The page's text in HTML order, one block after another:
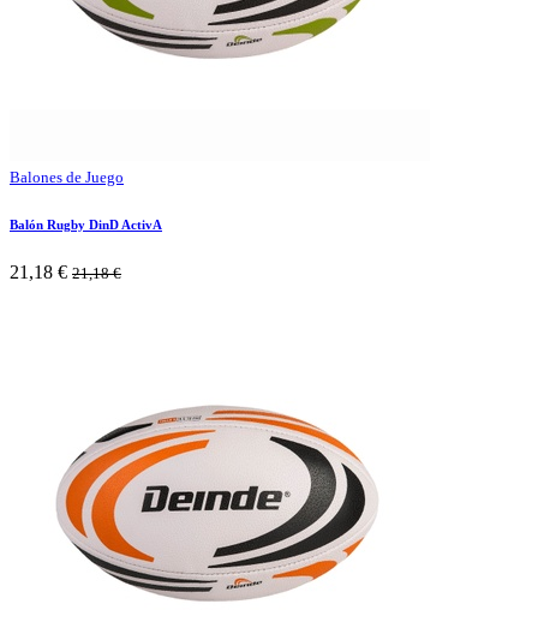
Balones de Juego
Balón Rugby DinD ActivA
21,18 € 21,18€